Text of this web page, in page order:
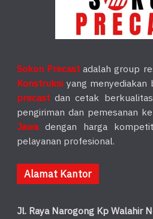
Sokon Precast adalah group
Konstruksi yang menyediakan
precast dan cetak
pengiriman dan pemesanan
Jawadengan harga
pelayanan profesional.
Alamat Kantor
Jl. Raya Narogong Kp Walahir